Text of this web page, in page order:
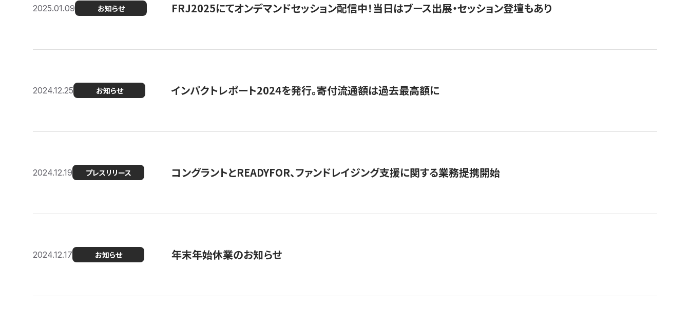
2025.01.09 お知らせ FRJ2025にてオンデマンドセッション配信中！当日はブース出展・セッション登壇もあり
2024.12.25 お知らせ インパクトレポート2024を発行。寄付流通額は過去最高額に
2024.12.19 プレスリリース コングラントとREADYFOR、ファンドレイジング支援に関する業務提携開始
2024.12.17 お知らせ 年末年始休業のお知らせ